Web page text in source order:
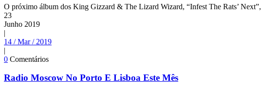
O próximo álbum dos King Gizzard & The Lizard Wizard, “Infest The Rats’
23
Junho 2019
|
14 / Mar / 2019
|
0 Comentários
Radio Moscow No Porto E Lisboa Este Mês